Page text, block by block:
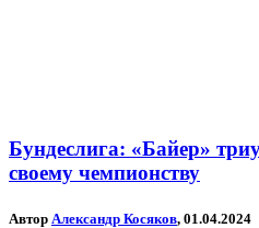
Бундеслига: «Байер»
своему чемпионству
Автор Александр Косяков, 01.04.2024